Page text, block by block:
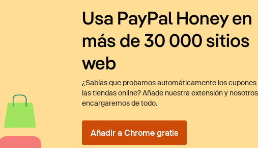
Usa PayPal Honey en
más de 30 000 sitios
web
¿Sabías que probamos automáticamente los cupones
las tiendas online? Añade nuestra extensión y
encargaremos de todo.
Añadir a Chrome gratis